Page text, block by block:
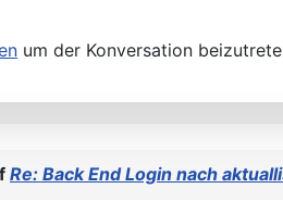
um der Konversation
Re: Back End Login nach